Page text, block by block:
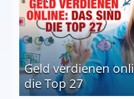
Geld verdienen
die Top 27